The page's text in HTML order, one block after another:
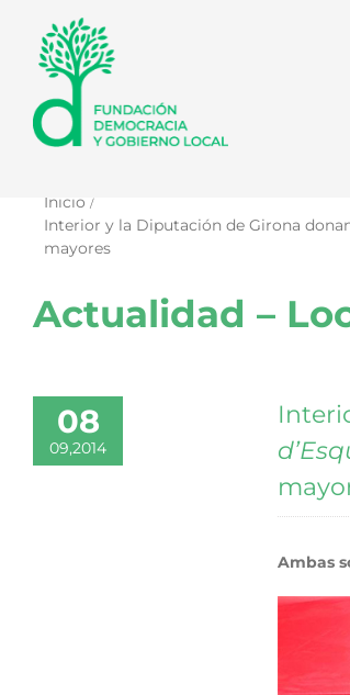
contenido
Inicio
Interior y la Diputación de Girona
mayores
Actualidad –
08
09,2014
Ambas